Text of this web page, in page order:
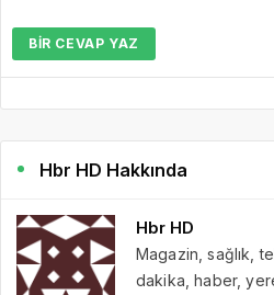
BIR CEVAP YAZ
Hbr HD Hakkında
Hbr HD
Magazin, sağlık,
dakika, haber,